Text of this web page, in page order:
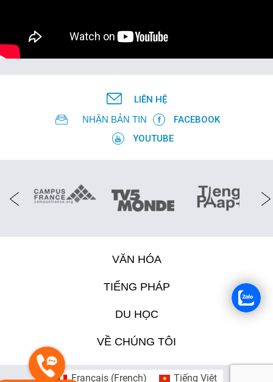
LIÊN HỆ
NHẬN BẢN TIN
FACEBOOK
YOUTUBE
VĂN HÓA
TIẾNG PHÁP
DU HỌC
VỀ CHÚNG TÔI
Français(French) Tiếng Việt